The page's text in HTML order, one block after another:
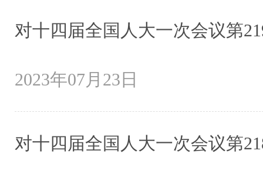
对十四届全国人大一次会议第
2023年07月23日
对十四届全国人大一次会议第